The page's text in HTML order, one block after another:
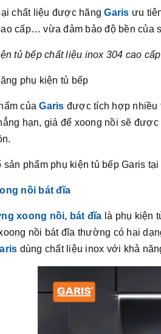
chất liệu được hãngGaris ưu
cấp… vừa đảm bảo độ bền của
tủ bếp chất liệu inox 304 cao
phụ kiện tủ bếp
củaGaris được tích hợp nhiều
hạn, giá để xoong nồi sẽ
sản phẩm phụ kiện tủ bếp Garis
nồi bát đĩa
xoong nồi, bát đĩa là phụ kiện
nồi bát đĩa thường có hai
dùng chất liệu inox với khả